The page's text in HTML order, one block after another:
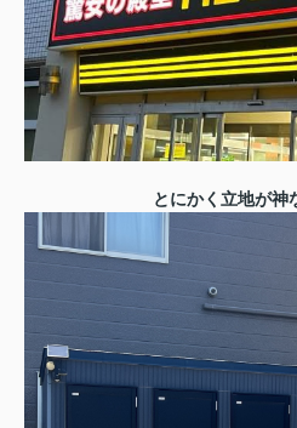
とにかく立地が神